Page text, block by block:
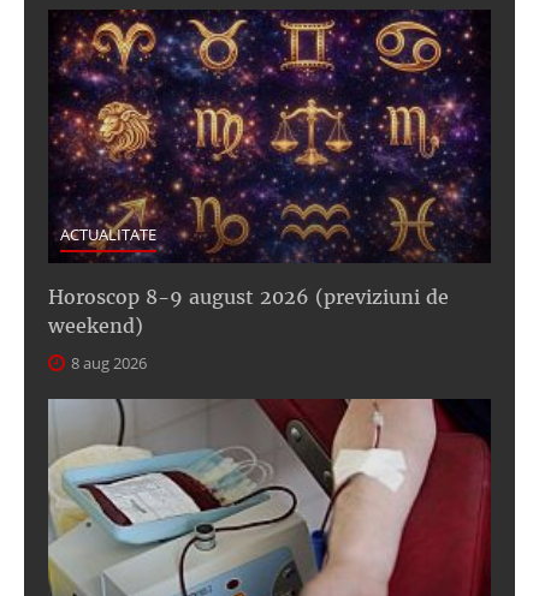
ACTUALITATE
Horoscop 8-9 august 2026 (previziuni de
weekend)
8 aug 2026